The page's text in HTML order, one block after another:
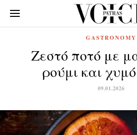
GASTRONOMY
Ζεστό ποτό με
ρούμι και
09.01.2026